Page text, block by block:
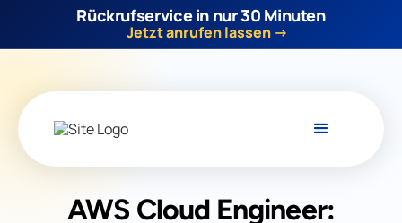
Rückrufservice in nur 30 Minuten
Jetzt anrufen lassen →
AWS Cloud Engineer: